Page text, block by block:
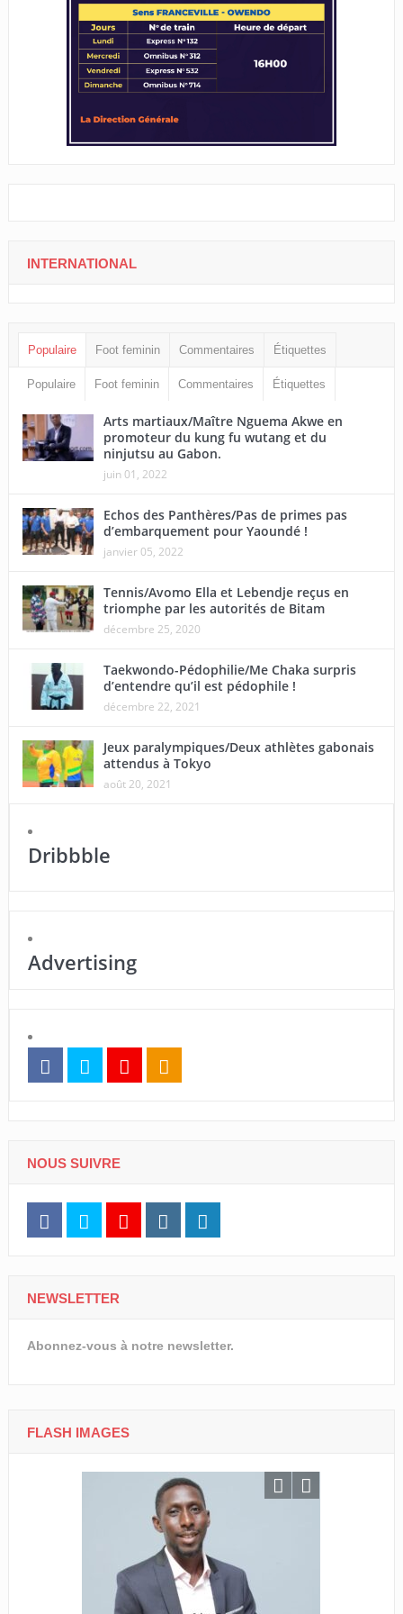
INTERNATIONAL
Populaire Foot feminin Commentaires Étiquettes
Populaire Foot feminin Commentaires Étiquettes
Arts martiaux/Maître Nguema Akwe en
promoteur du kung fu wutang et du
ninjutsu au Gabon.
juin 01, 2022
Echos des Panthères/Pas de primes pas
d’embarquement pour Yaoundé !
janvier 05, 2022
Tennis/Avomo Ella et Lebendje reçus en
triomphe par les autorités de Bitam
décembre 25, 2020
Taekwondo-Pédophilie/Me Chaka surpris
d’entendre qu’il est pédophile !
décembre 22, 2021
Jeux paralympiques/Deux athlètes gabonais
attendus à Tokyo
août 20, 2021
Dribbble
Advertising
NOUS SUIVRE
NEWSLETTER
Abonnez-vous à notre newsletter.
FLASH IMAGES